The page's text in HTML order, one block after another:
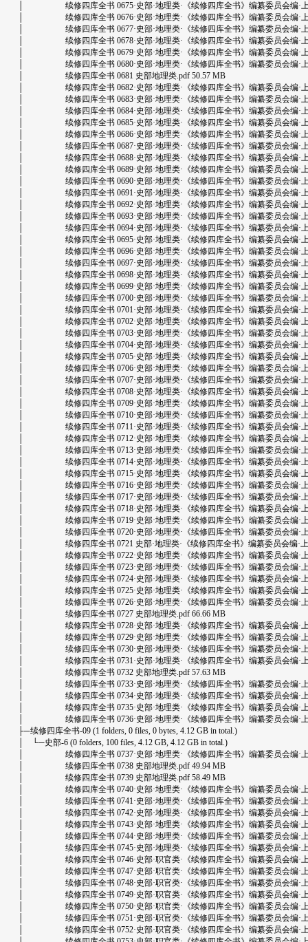
│ 续修四库全书 0675·史部·地理类·《续修四库全书》编纂委员会编·上
│ 续修四库全书 0676·史部·地理类·《续修四库全书》编纂委员会编·上
│ 续修四库全书 0677·史部·地理类·《续修四库全书》编纂委员会编·上
│ 续修四库全书 0678·史部·地理类·《续修四库全书》编纂委员会编·上
│ 续修四库全书 0679·史部·地理类·《续修四库全书》编纂委员会编·上
│ 续修四库全书 0680·史部·地理类·《续修四库全书》编纂委员会编·上
│ 续修四库全书 0681 史部地理类.pdf 50.57 MB
│ 续修四库全书 0682·史部·地理类·《续修四库全书》编纂委员会编·上
│ 续修四库全书 0683·史部·地理类·《续修四库全书》编纂委员会编·上
│ 续修四库全书 0684·史部·地理类·《续修四库全书》编纂委员会编·上
│ 续修四库全书 0685·史部·地理类·《续修四库全书》编纂委员会编·上
│ 续修四库全书 0686·史部·地理类·《续修四库全书》编纂委员会编·上
│ 续修四库全书 0687·史部·地理类·《续修四库全书》编纂委员会编·上
│ 续修四库全书 0688·史部·地理类·《续修四库全书》编纂委员会编·上
│ 续修四库全书 0689·史部·地理类·《续修四库全书》编纂委员会编·上
│ 续修四库全书 0690·史部·地理类·《续修四库全书》编纂委员会编·上
│ 续修四库全书 0691·史部·地理类·《续修四库全书》编纂委员会编·上
│ 续修四库全书 0692·史部·地理类·《续修四库全书》编纂委员会编·上
│ 续修四库全书 0693·史部·地理类·《续修四库全书》编纂委员会编·上
│ 续修四库全书 0694·史部·地理类·《续修四库全书》编纂委员会编·上
│ 续修四库全书 0695·史部·地理类·《续修四库全书》编纂委员会编·上
│ 续修四库全书 0696·史部·地理类·《续修四库全书》编纂委员会编·上
│ 续修四库全书 0697·史部·地理类·《续修四库全书》编纂委员会编·上
│ 续修四库全书 0698·史部·地理类·《续修四库全书》编纂委员会编·上
│ 续修四库全书 0699·史部·地理类·《续修四库全书》编纂委员会编·上
│ 续修四库全书 0700·史部·地理类·《续修四库全书》编纂委员会编·上
│ 续修四库全书 0701·史部·地理类·《续修四库全书》编纂委员会编·上
│ 续修四库全书 0702·史部·地理类·《续修四库全书》编纂委员会编·上
│ 续修四库全书 0703·史部·地理类·《续修四库全书》编纂委员会编·上
│ 续修四库全书 0704·史部·地理类·《续修四库全书》编纂委员会编·上
│ 续修四库全书 0705·史部·地理类·《续修四库全书》编纂委员会编·上
│ 续修四库全书 0706·史部·地理类·《续修四库全书》编纂委员会编·上
│ 续修四库全书 0707·史部·地理类·《续修四库全书》编纂委员会编·上
│ 续修四库全书 0708·史部·地理类·《续修四库全书》编纂委员会编·上
│ 续修四库全书 0709·史部·地理类·《续修四库全书》编纂委员会编·上
│ 续修四库全书 0710·史部·地理类·《续修四库全书》编纂委员会编·上
│ 续修四库全书 0711·史部·地理类·《续修四库全书》编纂委员会编·上
│ 续修四库全书 0712·史部·地理类·《续修四库全书》编纂委员会编·上
│ 续修四库全书 0713·史部·地理类·《续修四库全书》编纂委员会编·上
│ 续修四库全书 0714·史部·地理类·《续修四库全书》编纂委员会编·上
│ 续修四库全书 0715·史部·地理类·《续修四库全书》编纂委员会编·上
│ 续修四库全书 0716·史部·地理类·《续修四库全书》编纂委员会编·上
│ 续修四库全书 0717·史部·地理类·《续修四库全书》编纂委员会编·上
│ 续修四库全书 0718·史部·地理类·《续修四库全书》编纂委员会编·上
│ 续修四库全书 0719·史部·地理类·《续修四库全书》编纂委员会编·上
│ 续修四库全书 0720·史部·地理类·《续修四库全书》编纂委员会编·上
│ 续修四库全书 0721 史部·地理类·《续修四库全书》编纂委员会编·上
│ 续修四库全书 0722·史部·地理类·《续修四库全书》编纂委员会编·上
│ 续修四库全书 0723·史部·地理类·《续修四库全书》编纂委员会编·上
│ 续修四库全书 0724·史部·地理类·《续修四库全书》编纂委员会编·上
│ 续修四库全书 0725·史部·地理类·《续修四库全书》编纂委员会编·上
│ 续修四库全书 0726·史部·地理类·《续修四库全书》编纂委员会编·上
│ 续修四库全书 0727 史部地理类.pdf 66.66 MB
│ 续修四库全书 0728·史部·地理类·《续修四库全书》编纂委员会编·上
│ 续修四库全书 0729·史部·地理类·《续修四库全书》编纂委员会编·上
│ 续修四库全书 0730·史部·地理类·《续修四库全书》编纂委员会编·上
│ 续修四库全书 0731·史部·地理类·《续修四库全书》编纂委员会编·上
│ 续修四库全书 0732 史部地理类.pdf 57.63 MB
│ 续修四库全书 0733·史部·地理类·《续修四库全书》编纂委员会编·上
│ 续修四库全书 0734·史部·地理类·《续修四库全书》编纂委员会编·上
│ 续修四库全书 0735·史部·地理类·《续修四库全书》编纂委员会编·上
│ 续修四库全书 0736·史部·地理类·《续修四库全书》编纂委员会编·上
├─续修四库全书-09 (1 folders, 0 files, 0 bytes, 4.12 GB in total.)
│ └─史部-6 (0 folders, 100 files, 4.12 GB, 4.12 GB in total.)
│ 续修四库全书 0737·史部·地理类·《续修四库全书》编纂委员会编·上
│ 续修四库全书 0738 史部地理类.pdf 49.94 MB
│ 续修四库全书 0739 史部地理类.pdf 58.49 MB
│ 续修四库全书 0740·史部·地理类·《续修四库全书》编纂委员会编·上
│ 续修四库全书 0741·史部·地理类·《续修四库全书》编纂委员会编·上
│ 续修四库全书 0742·史部·地理类·《续修四库全书》编纂委员会编·上
│ 续修四库全书 0743·史部·地理类·《续修四库全书》编纂委员会编·上
│ 续修四库全书 0744·史部·地理类·《续修四库全书》编纂委员会编·上
│ 续修四库全书 0745·史部·地理类·《续修四库全书》编纂委员会编·上
│ 续修四库全书 0746·史部·职官类·《续修四库全书》编纂委员会编·上
│ 续修四库全书 0747·史部·职官类·《续修四库全书》编纂委员会编·上
│ 续修四库全书 0748·史部·职官类·《续修四库全书》编纂委员会编·上
│ 续修四库全书 0749·史部·职官类·《续修四库全书》编纂委员会编·上
│ 续修四库全书 0750·史部·职官类·《续修四库全书》编纂委员会编·上
│ 续修四库全书 0751·史部·职官类·《续修四库全书》编纂委员会编·上
│ 续修四库全书 0752·史部·职官类·《续修四库全书》编纂委员会编·上